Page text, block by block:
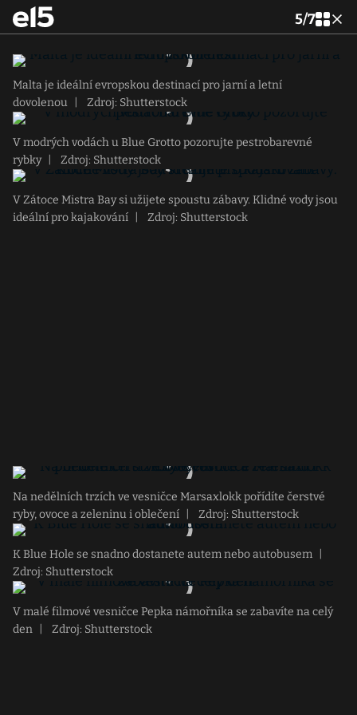
5/7
Malta je ideální evropskou destinací pro jarní a letní
dovolenou
Zdroj: Shutterstock
V modrých vodách u Blue Grotto pozorujte pestrobarevné
rybky
Zdroj: Shutterstock
V Zátoce Mistra Bay si užijete spoustu zábavy. Klidné vody jsou
ideální pro kajakování
Zdroj: Shutterstock
Na nedělních trzích ve vesničce Marsaxlokk pořídíte čerstvé
ryby, ovoce a zeleninu i oblečení
Zdroj: Shutterstock
K Blue Hole se snadno dostanete autem nebo autobusem
Zdroj: Shutterstock
V malé filmové vesničce Pepka námořníka se zabavíte na celý
den
Zdroj: Shutterstock